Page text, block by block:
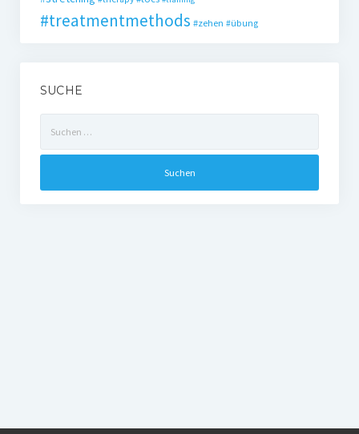
#treatmentmethods #zehen #übung
SUCHE
nach: